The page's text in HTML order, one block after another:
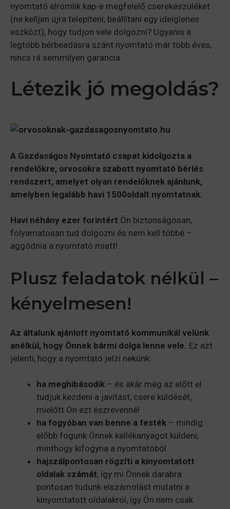
nyomtató elromlik kap-e megfelelő cserekészüléket
(ne kelljen újra telepíteni, beállítani egy ideiglenes
eszközt), hogy tudjon vele dolgozni? Ugyanis a
legtöbb bérbeadásra szánt nyomtató már több éves,
nincs rá semmilyen garancia.
Létezik jó megoldás?
A Gazdaságos Nyomtató csapat kidolgozta a
rendelőkre, orvosokra szabott nyomtató bérlés
rendszert, amelyet olyan rendelőknek ajánlunk,
amelyben legalább havi 1500oldalt nyomtatnak.
Havi néhány ezer forintért Ön biztonságosan,
folyamatosan tud dolgozni és nem kell többé –
aggódnia a nyomtató miatt!
Plusz feladatok nélkül –
kényelmesen!
Az általunk ajánlott nyomtató kommunikál velünk
anélkül, hogy Önnek bármi dolga lenne vele. Ez azt
jelenti, hogy a nyomtató jelzi nekünk:
ha meghibásodik – és akár még az előtt el
tudjuk kezdeni a javítást, csere küldését,
mielőtt Ön ezt észrevenné!
ha fogyóban van benne a festék – mindig
előbb fogunk Önnek kellékanyagot küldeni,
minthogy kifogyna a nyomtatóból
hajszálpontosan rögzíti a kinyomtatott
oldalak számát, így mi Önnek darabra
pontosan tudunk elszámolást mutatni a
kinyomtatott oldalakról, így Ön nem csak